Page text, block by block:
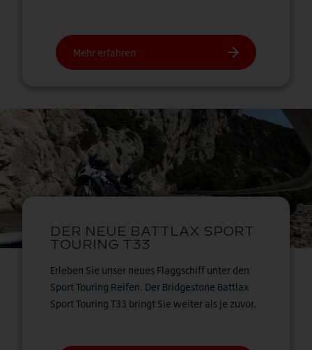
Erleben Sie unser neues Flaggschiff unter den
Sport Touring Reifen. Der Bridgestone Battlax
Sport Touring T33 bringt Sie weiter als je zuvor.